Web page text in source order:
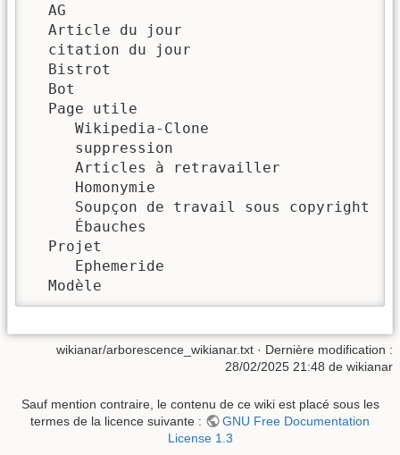
  AG
  Article du jour
  citation du jour
  Bistrot
  Bot
  Page utile
     Wikipedia-Clone
     suppression
     Articles à retravailler
     Homonymie
     Soupçon de travail sous copyright
     Ébauches
  Projet
     Ephemeride
  Modèle
wikianar/arborescence_wikianar.txt · Dernière modification :
28/02/2025 21:48 de wikianar
Sauf mention contraire, le contenu de ce wiki est placé sous les
termes de la licence suivante :
GNU Free Documentation
License 1.3